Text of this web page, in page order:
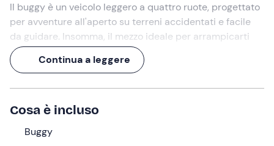
Il buggy è un veicolo leggero a quattro ruote, progettato
per avventure all'aperto su terreni accidentati e facile
da guidare. Insomma, il mezzo ideale per arrampicarti
tra le colline e i filari di viti di un'azienda agricola a
Ozzano Monferrato(AL).
Durante l'esperienza di3 oreavrai anche modo di
scoprire la
storia dell'azienda
degustazione guidata di 3 vini
accompagnati da un tagliere di salumi e formaggi locali.
Continua a leggere
Cosa è incluso
Buggy